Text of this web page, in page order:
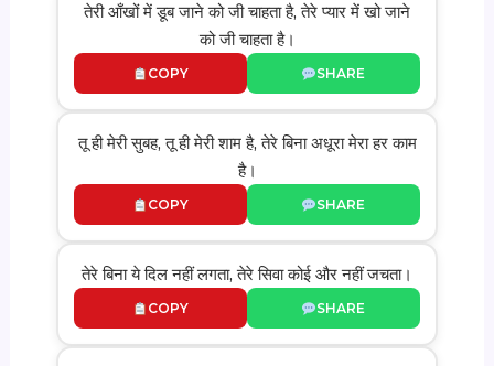
तेरी आँखों में डूब जाने को जी चाहता है, तेरे प्यार में खो जाने
को जी चाहता है।
COPY SHARE
तू ही मेरी सुबह, तू ही मेरी शाम है, तेरे बिना अधूरा मेरा हर काम
है।
COPY SHARE
तेरे बिना ये दिल नहीं लगता, तेरे सिवा कोई और नहीं जचता।
COPY SHARE